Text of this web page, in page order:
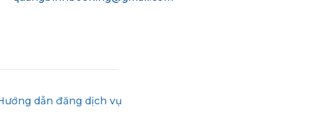
dẫn đăng dịch vụ